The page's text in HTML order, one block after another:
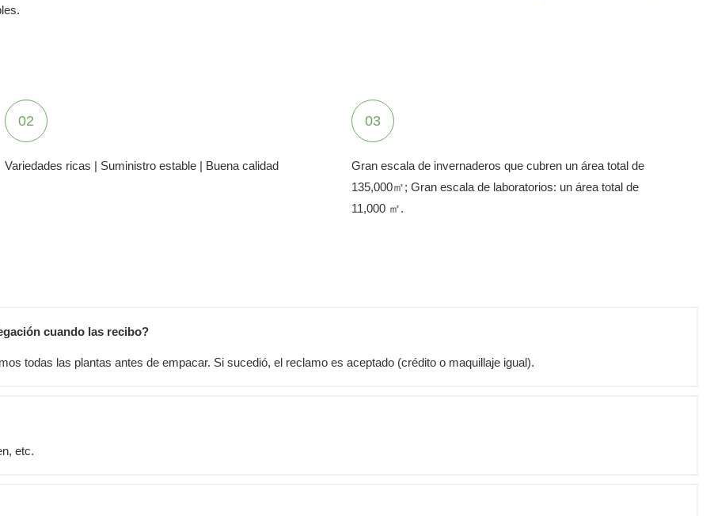
02
Variedades ricas | Suministro estable | Buena calidad
03
Gran escala de invernaderos que cubren un área total de
135,000㎡; Gran escala de laboratorios: un área total de
11,000 ㎡.
cuando las recibo?
todas las plantas antes de empacar. Si sucedió, el reclamo es aceptado (crédito o maquillaje igual).
etc.